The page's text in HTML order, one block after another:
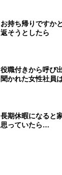
お持ち帰りですか
返そうとしたら
役職付きから呼び
聞かれた女性社員
長期休暇になると
思っていたら…